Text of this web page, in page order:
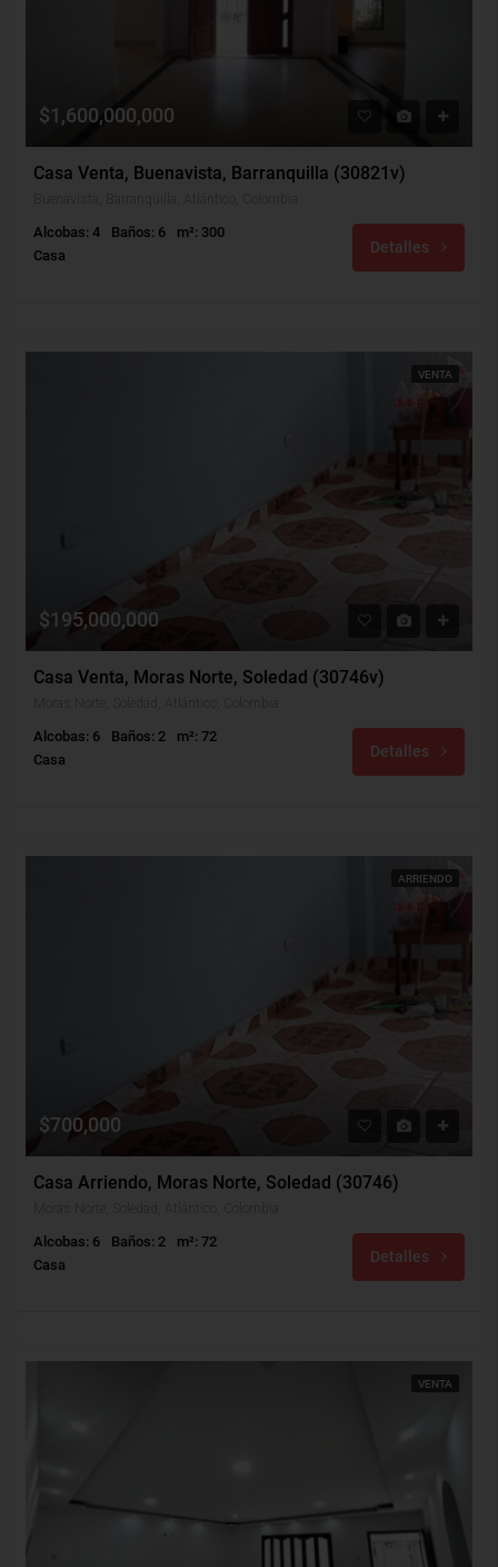
$1,600,000,000
Casa Venta, Buenavista, Barranquilla (30821v)
Alcobas: 4 Baños: 6
m²: 300
Casa
Detalles
VENTA
$195,000,000
Casa Venta, Moras Norte, Soledad (30746v)
Alcobas: 6 Baños: 2
m²: 72
Casa
Detalles
ARRIENDO
$700,000
Casa Arriendo, Moras Norte, Soledad (30746)
Alcobas: 6 Baños: 2
m²: 72
Casa
Detalles
VENTA